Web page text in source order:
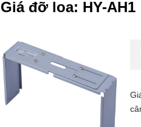
Giá đỡ loa: HY-AH1